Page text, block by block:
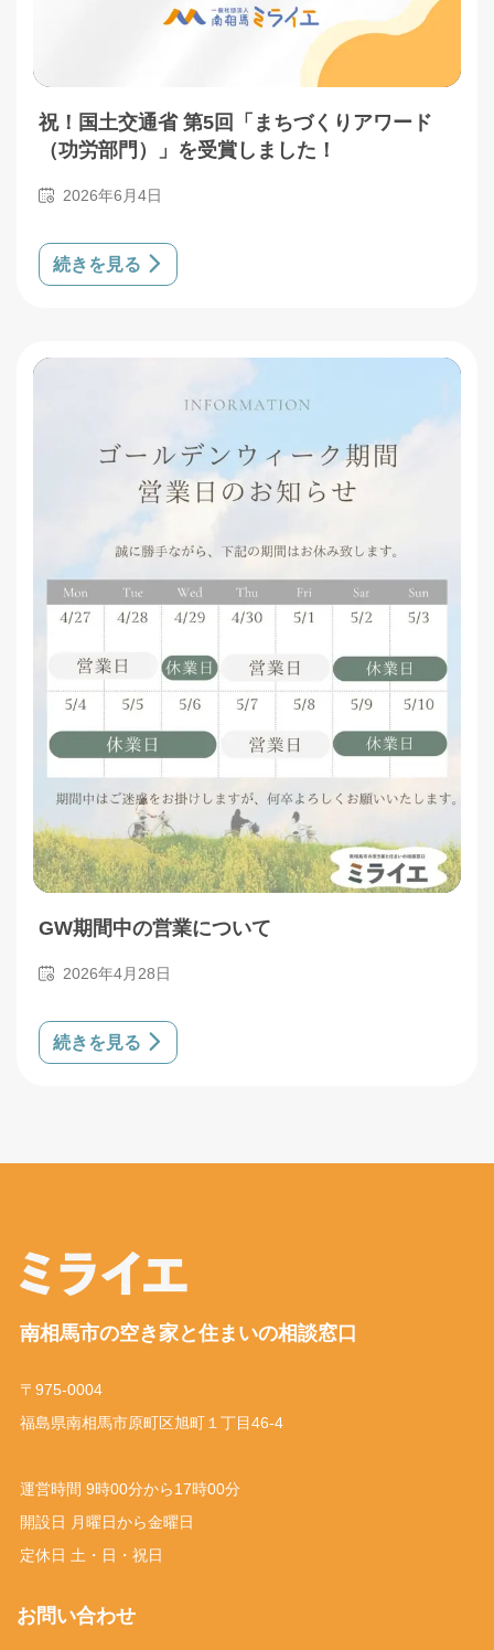
祝！国土交通省 第5回「まちづくりアワード
（功労部門）」を受賞しました！
2026年6月4日
続きを見る
GW期間中の営業について
2026年4月28日
続きを見る
南相馬市の空き家と住まいの相談窓口
〒975-0004
福島県南相馬市原町区旭町１丁目46-4
運営時間 9時00分から17時00分
開設日 月曜日から金曜日
定休日 土・日・祝日
お問い合わせ